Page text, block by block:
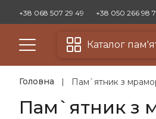
+38 068 507 29 49 +38 050 266 98
Каталог
Головна Пам`ятник з
Пам`ятник з